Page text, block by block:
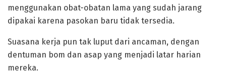
menggunakan obat-obatan lama yang sudah jarang
dipakai karena pasokan baru tidak tersedia.
Suasana kerja pun tak luput dari ancaman, dengan
dentuman bom dan asap yang menjadi latar harian
mereka.